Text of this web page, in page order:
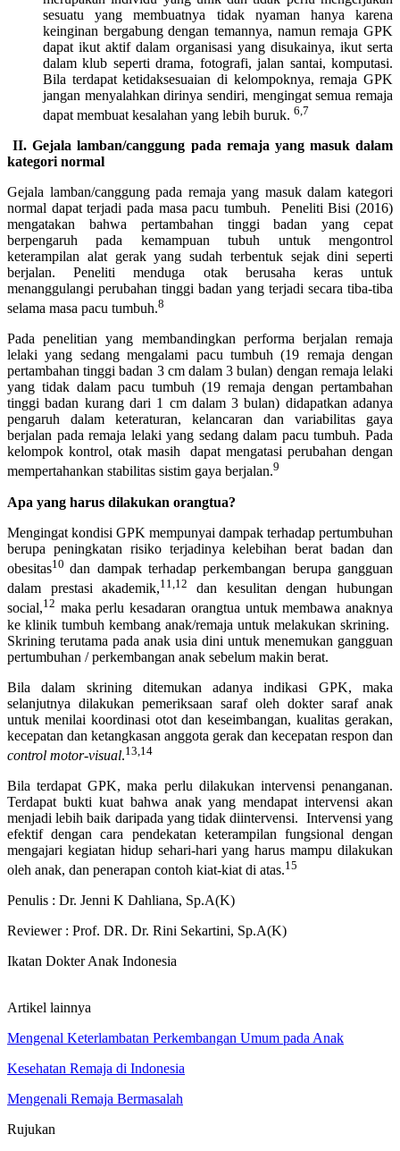
sesuatu yang membuatnya tidak nyaman hanya karena
keinginan bergabung dengan temannya, namun remaja GPK
dapat ikut aktif dalam organisasi yang disukainya, ikut serta
dalam klub seperti drama, fotografi, jalan santai, komputasi.
Bila terdapat ketidaksesuaian di kelompoknya, remaja GPK
jangan menyalahkan dirinya sendiri, mengingat semua remaja
dapat membuat kesalahan yang lebih buruk. 6,7
II. Gejala lamban/canggung pada remaja yang masuk dalam
kategori normal
Gejala lamban/canggung pada remaja yang masuk dalam kategori
normal dapat terjadi pada masa pacu tumbuh. Peneliti Bisi (2016)
mengatakan bahwa pertambahan tinggi badan yang cepat
berpengaruh pada kemampuan tubuh untuk mengontrol
keterampilan alat gerak yang sudah terbentuk sejak dini seperti
berjalan. Peneliti menduga otak berusaha keras untuk
menanggulangi perubahan tinggi badan yang terjadi secara tiba-tiba
selama masa pacu tumbuh.8
Pada penelitian yang membandingkan performa berjalan remaja
lelaki yang sedang mengalami pacu tumbuh (19 remaja dengan
pertambahan tinggi badan 3 cm dalam 3 bulan) dengan remaja lelaki
yang tidak dalam pacu tumbuh (19 remaja dengan pertambahan
tinggi badan kurang dari 1 cm dalam 3 bulan) didapatkan adanya
pengaruh dalam keteraturan, kelancaran dan variabilitas gaya
berjalan pada remaja lelaki yang sedang dalam pacu tumbuh. Pada
kelompok kontrol, otak masih dapat mengatasi perubahan dengan
mempertahankan stabilitas sistim gaya berjalan.9
Apa yang harus dilakukan orangtua?
Mengingat kondisi GPK mempunyai dampak terhadap pertumbuhan
berupa peningkatan risiko terjadinya kelebihan berat badan dan
obesitas10 dan dampak terhadap perkembangan berupa gangguan
dalam prestasi akademik,11,12 dan kesulitan dengan hubungan
social,12 maka perlu kesadaran orangtua untuk membawa anaknya
ke klinik tumbuh kembang anak/remaja untuk melakukan skrining.
Skrining terutama pada anak usia dini untuk menemukan gangguan
pertumbuhan / perkembangan anak sebelum makin berat.
Bila dalam skrining ditemukan adanya indikasi GPK, maka
selanjutnya dilakukan pemeriksaan saraf oleh dokter saraf anak
untuk menilai koordinasi otot dan keseimbangan, kualitas gerakan,
kecepatan dan ketangkasan anggota gerak dan kecepatan respon dan
control motor-visual.13,14
Bila terdapat GPK, maka perlu dilakukan intervensi penanganan.
Terdapat bukti kuat bahwa anak yang mendapat intervensi akan
menjadi lebih baik daripada yang tidak diintervensi. Intervensi yang
efektif dengan cara pendekatan keterampilan fungsional dengan
mengajari kegiatan hidup sehari-hari yang harus mampu dilakukan
oleh anak, dan penerapan contoh kiat-kiat di atas.15
Penulis : Dr. Jenni K Dahliana, Sp.A(K)
Reviewer : Prof. DR. Dr. Rini Sekartini, Sp.A(K)
Ikatan Dokter Anak Indonesia
Artikel lainnya
Mengenal Keterlambatan Perkembangan Umum pada Anak
Kesehatan Remaja di Indonesia
Mengenali Remaja Bermasalah
Rujukan